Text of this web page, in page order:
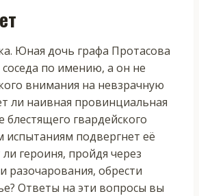
Юная дочь графа Протасова
по имению, а он не
внимания на невзрачную
ли наивная провинциальная
гвардейского
испытаниям подвергнет её
героиня, пройдя через
разочарования, обрести
Ответы на эти вопросы вы